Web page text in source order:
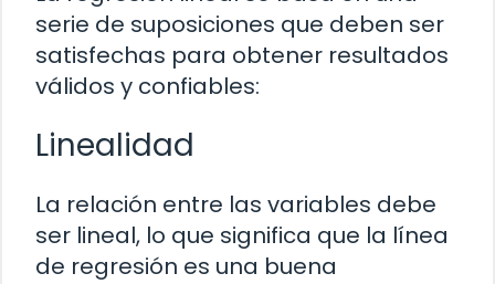
serie de suposiciones que deben ser
satisfechas para obtener resultados
válidos y confiables:
Linealidad
La relación entre las variables debe
ser lineal, lo que significa que la línea
de regresión es una buena